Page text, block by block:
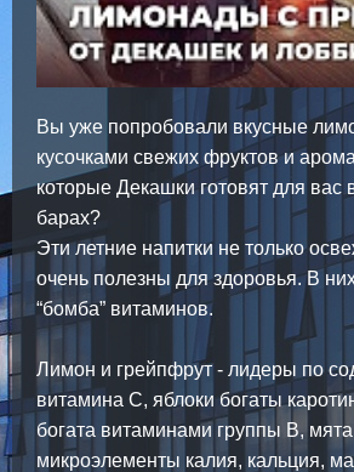
Вы уже попробовали вкусные
кусочками свежих фруктов и
которые Декашки готовят для вас
барах?
Эти летние напитки не только
очень полезны для здоровья. В
“бомба” витаминов.
Лимон и грейпфрут - лидеры по
витамина С, яблоки богаты
богата витаминами группы B,
микроэлементы калия, кальция,